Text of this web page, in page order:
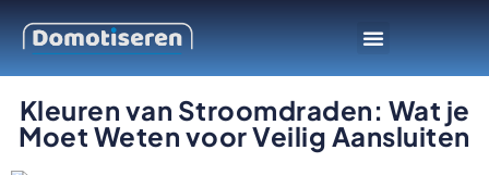
Kleuren van Stroomdraden: Wat je
Moet Weten voor Veilig Aansluiten